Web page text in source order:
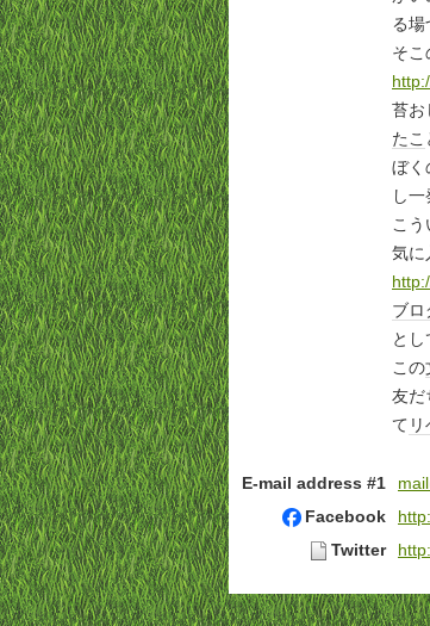
る場
そこ
苔お
たこ
ぼく
し
こう
気に
ブロ
と
この
友だ
て
E-mail address #1
Facebook
Twitter